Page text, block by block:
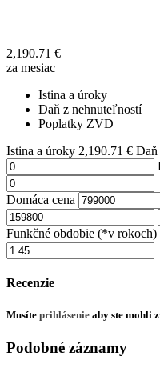
2,190.71 €
za mesiac
Istina a úroky
Daň z nehnuteľností
Poplatky ZVD
Istina a úroky 2,190.71 € Daň
Domáca cena
Funkčné obdobie (*v rokoch)
Recenzie
Musíte prihlásenie aby ste mohli
Podobné záznamy